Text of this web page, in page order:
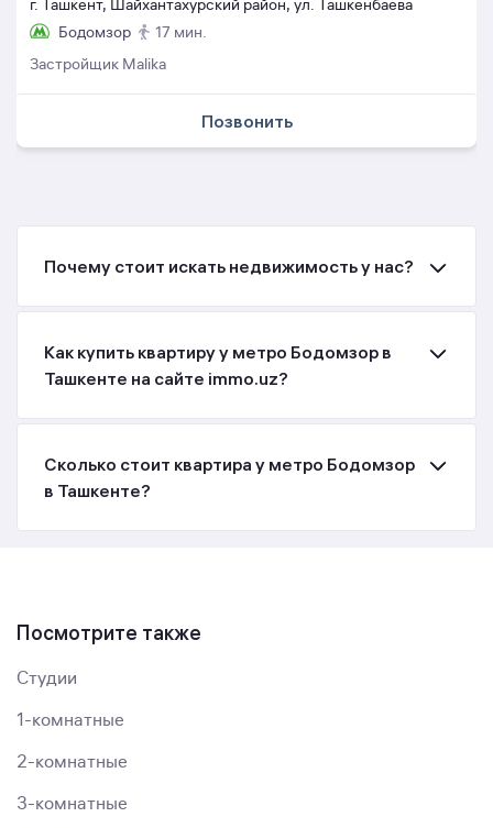
г. Ташкент, Шайхантахурский район, ул. Ташкенбаева
Бодомзор
17 мин.
Застройщик Malika
Позвонить
Почему стоит искать недвижимость у нас?
Как купить квартиру у метро Бодомзор в
Ташкенте на сайте immo.uz?
Сколько стоит квартира у метро Бодомзор
в Ташкенте?
Посмотрите также
Студии
1-комнатные
2-комнатные
3-комнатные